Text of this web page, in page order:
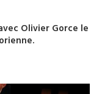
Olivier Gorce le